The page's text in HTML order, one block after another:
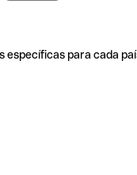
específicas para cada